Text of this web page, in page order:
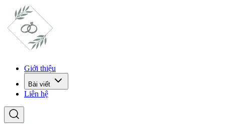
Giới thiệu
Bài viết
Liên hệ